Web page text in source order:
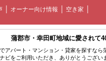
オーナー向け情報 空き家
蒲郡市・幸田町地域に愛されて
アパート・マンション・貸家を探すなら
ビをご利用いただき、ありがとうござい